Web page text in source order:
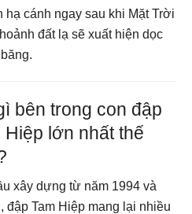
cánh ngay sau khi Mặt Trời
đất lạ sẽ xuất hiện dọc
bên trong con đập
Hiệp lớn nhất thế
xây dựng từ năm 1994 và
đập Tam Hiệp mang lại nhiều